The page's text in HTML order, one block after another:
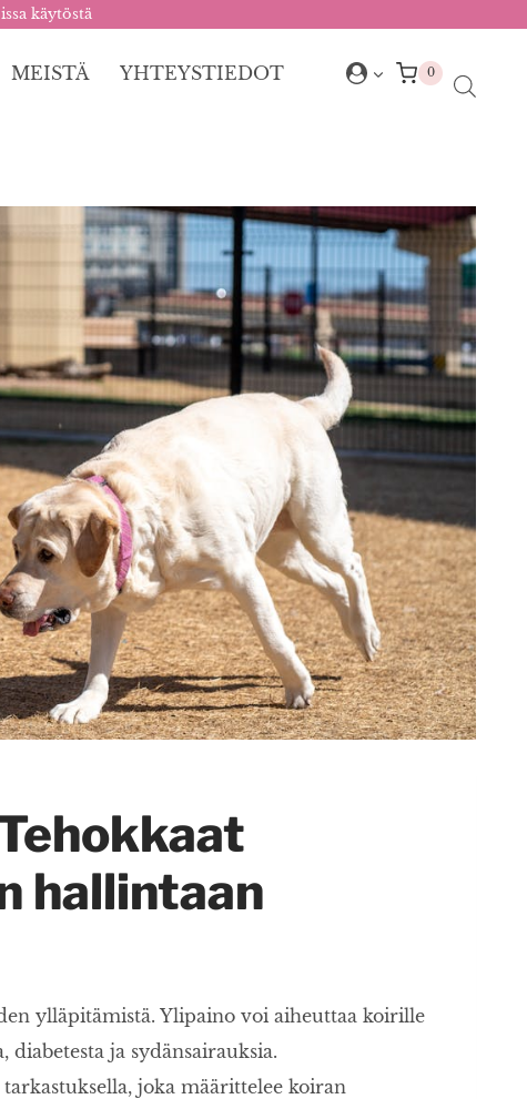
käytöstä
MEISTÄ YHTEYSTIEDOT 0
hallintaan
ylläpitämistä. Ylipaino voi aiheuttaa koirille
ja sydänsairauksia.
joka määrittelee koiran